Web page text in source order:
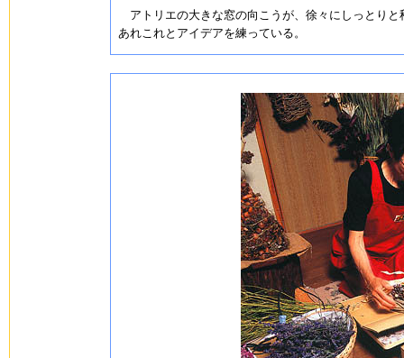
アトリエの大きな窓の向こうが、徐々にしっとり
あれこれとアイデアを練っている。